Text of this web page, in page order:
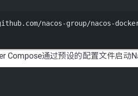
/nacos-group/nacos-
Compose通过预设的配置文件启动